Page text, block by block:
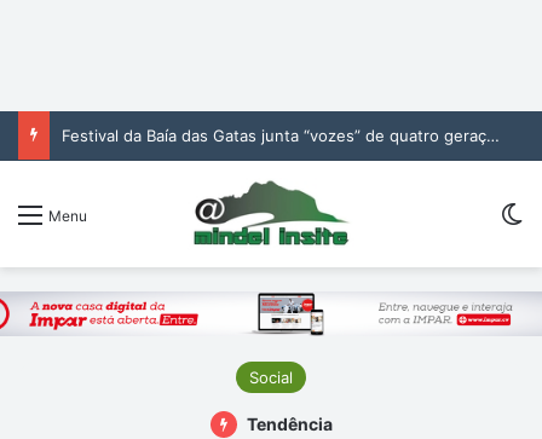
Festival da Baía das Gatas junta “vozes” de quatro gerações da música cabo-verdiana na segunda noite
Menu
Social
Tendência